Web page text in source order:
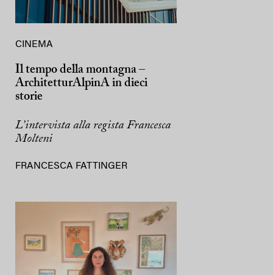
CINEMA
Il tempo della montagna –
ArchitetturAlpinA in dieci
storie
L’intervista alla regista Francesca
Molteni
FRANCESCA FATTINGER